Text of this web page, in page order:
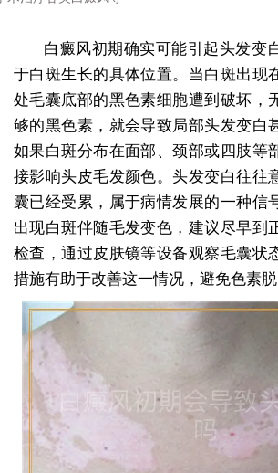
白癜风初期确实可能引起头发变
于白斑生长的具体位置。当白斑出现
处毛囊底部的黑色素细胞遭到破坏，
够的黑色素，就会导致局部头发变白
如果白斑分布在面部、颈部或四肢等
接影响头皮毛发颜色。头发变白往往
囊已经受累，属于病情发展的一种信
出现白斑伴随毛发变色，建议尽早到
检查，通过皮肤镜等设备观察毛囊状
措施有助于改善这一情况，避免色素脱